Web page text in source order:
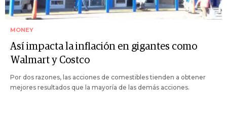
MONEY
Así impacta la inflación en gigantes como
Walmart y Costco
Por dos razones, las acciones de comestibles tienden a obtener
mejores resultados que la mayoría de las demás acciones.